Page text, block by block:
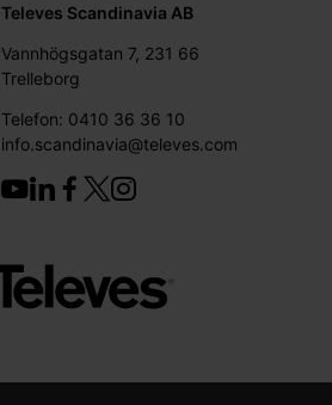
Televes Scandinavia AB
Vannhögsgatan 7, 231 66
Trelleborg
Telefon: 0410 36 36 10
info.scandinavia@televes.com